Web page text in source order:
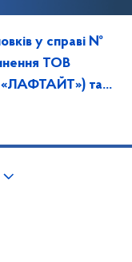
у справі №
ТОВ
та